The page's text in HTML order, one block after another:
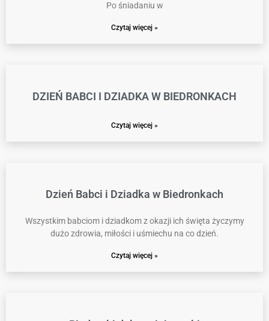
Po śniadaniu w
Czytaj więcej »
DZIEŃ BABCI I DZIADKA W BIEDRONKACH
Czytaj więcej »
Dzień Babci i Dziadka w Biedronkach
Wszystkim babciom i dziadkom z okazji ich święta życzymy
dużo zdrowia, miłości i uśmiechu na co dzień.
Czytaj więcej »